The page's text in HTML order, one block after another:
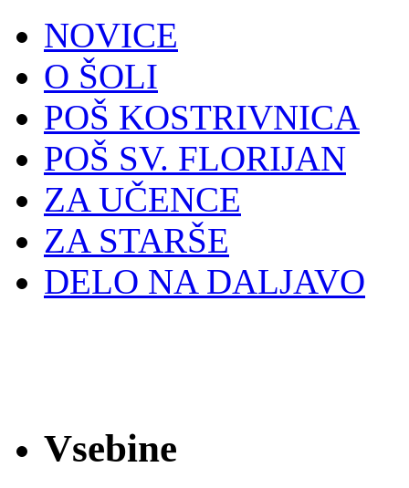
NOVICE
O ŠOLI
POŠ KOSTRIVNICA
POŠ SV. FLORIJAN
ZA UČENCE
ZA STARŠE
DELO NA DALJAVO
Vsebine